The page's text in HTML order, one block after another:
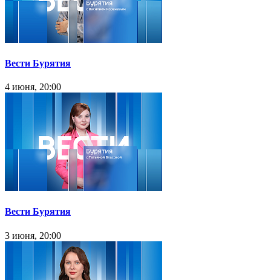
Вести Бурятия
4 июня, 20:00
Вести Бурятия
3 июня, 20:00